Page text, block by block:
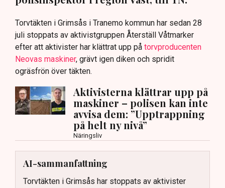
Torvtäkten i Grimsås i Tranemo kommun har sedan 28
juli stoppats av aktivistgruppen Återställ Våtmarker
efter att aktivister har klättrat upp på torvproducenten
Neovas maskiner, grävt igen diken och spridit
ogräsfrön över täkten.
Aktivisterna klättrar upp på
maskiner – polisen kan inte
avvisa dem: ”Upptrappning
på helt ny nivå”
Näringsliv
AI-sammanfattning
Torvtäkten i Grimsås har stoppats av aktivister